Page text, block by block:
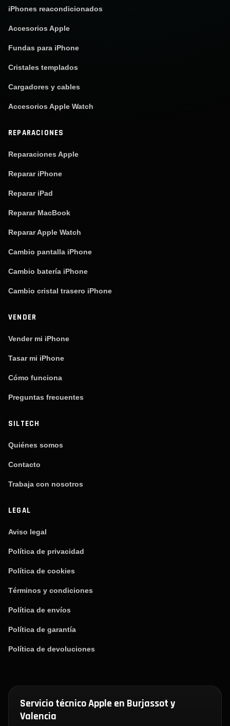
iPhones reacondicionados
Accesorios Apple
Fundas para iPhone
Cristales templados
Cargadores y cables
Accesorios Apple Watch
REPARACIONES
Reparaciones Apple
Reparar iPhone
Reparar iPad
Reparar MacBook
Reparar Apple Watch
Cambio pantalla iPhone
Cambio batería iPhone
Cambio cristal trasero iPhone
VENDER
Vender mi iPhone
Tasar mi iPhone
Cómo funciona
Preguntas frecuentes
SILTECH
Quiénes somos
Contacto
Trabaja con nosotros
LEGAL
Aviso legal
Política de privacidad
Política de cookies
Términos y condiciones
Política de envíos
Política de garantía
Política de devoluciones
Servicio técnico Apple en Burjassot y
Valencia